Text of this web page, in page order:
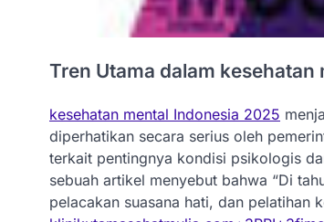
Tren Utama dalam
kesehatan mental Indonesia 2025
diperhatikan secara serius oleh
terkait pentingnya kondisi psikologis
sebuah artikel menyebut bahwa “Di
pelacakan suasana hati, dan pelatihan